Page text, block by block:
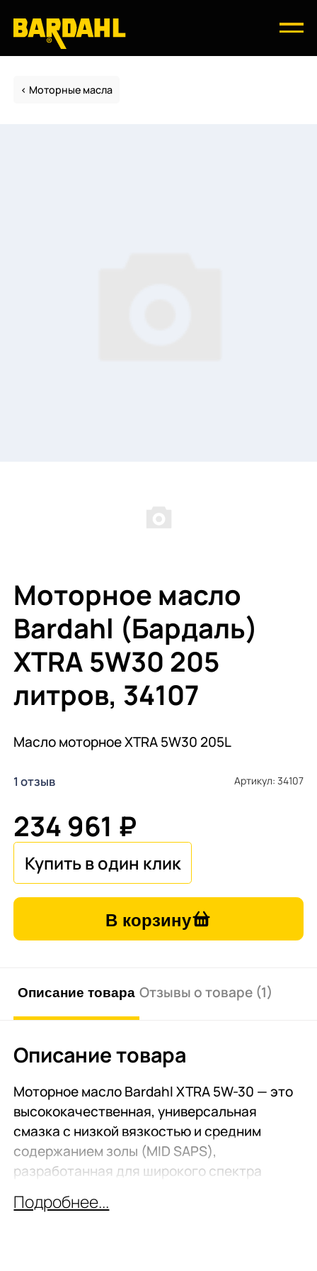
Моторные масла
Моторное масло
Bardahl (Бардаль)
ХTRA 5W30 205
литров, 34107
Масло моторное ХTRA 5W30 205L
1 отзыв Артикул: 34107
234 961 ₽
В корзину
Описание товара Отзывы о товаре (1)
Описание товара
Моторное масло Bardahl XTRA 5W-30 — это
высококачественная, универсальная
смазка с низкой вязкостью и средним
содержанием золы (MID SAPS),
разработанная для широкого спектра
легковых, так и грузовых автомобилей.
Подробнее...